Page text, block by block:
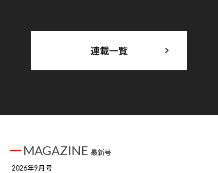
連載一覧
MAGAZINE 最新号
2026年9月号